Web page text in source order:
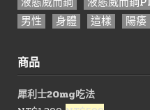
男性
身體 這樣 陽痿
商品
犀利士20mg吃法